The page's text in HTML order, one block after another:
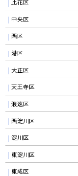
此花区
中央区
西区
港区
大正区
天王寺区
浪速区
西淀川区
淀川区
東淀川区
東成区